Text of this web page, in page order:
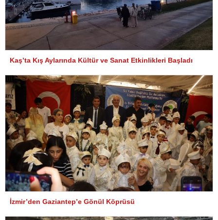
Kaş’ta Kış Aylarında Kültür ve Sanat Etkinlikleri Başladı
İzmir’den Gaziantep’e Gönül Köprüsü